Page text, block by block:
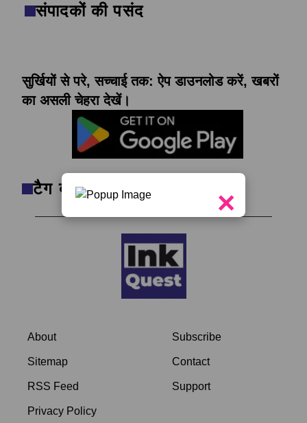
×
संपादकों की पसंद
सुर्खियों से परे, सच्चाई तक: ऐप डाउनलोड करें, खबरों
का असली चेहरा देखें।
टैग क्लाउड
About
Sitemap
RSS Feed
Privacy Policy
Subscribe
Contact
Support